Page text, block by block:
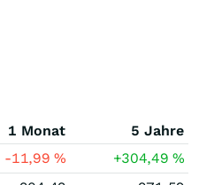
1 Monat
5 Jahre
-11,99% +304,49%